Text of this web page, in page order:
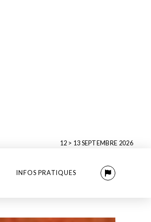
12 > 13 SEPTEMBRE 2026
INFOS PRATIQUES